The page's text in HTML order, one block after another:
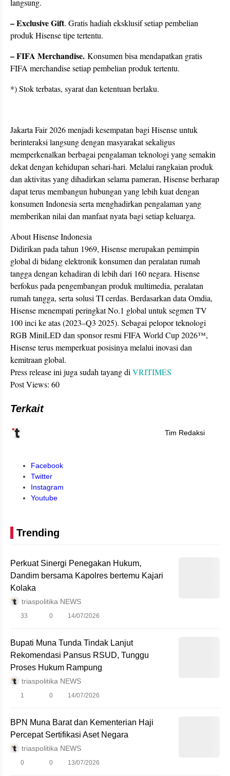
langsung.
– Exclusive Gift. Gratis hadiah eksklusif setiap pembelian
produk Hisense tipe tertentu.
– FIFA Merchandise. Konsumen bisa mendapatkan gratis
FIFA merchandise setiap pembelian produk tertentu.
*) Stok terbatas, syarat dan ketentuan berlaku.
Jakarta Fair 2026 menjadi kesempatan bagi Hisense untuk
berinteraksi langsung dengan masyarakat sekaligus
memperkenalkan berbagai pengalaman teknologi yang semakin
dekat dengan kehidupan sehari-hari. Melalui rangkaian produk
dan aktivitas yang dihadirkan selama pameran, Hisense berharap
dapat terus membangun hubungan yang lebih kuat dengan
konsumen Indonesia serta menghadirkan pengalaman yang
memberikan nilai dan manfaat nyata bagi setiap keluarga.
About Hisense Indonesia
Didirikan pada tahun 1969, Hisense merupakan pemimpin
global di bidang elektronik konsumen dan peralatan rumah
tangga dengan kehadiran di lebih dari 160 negara. Hisense
berfokus pada pengembangan produk multimedia, peralatan
rumah tangga, serta solusi TI cerdas. Berdasarkan data Omdia,
Hisense menempati peringkat No.1 global untuk segmen TV
100 inci ke atas (2023–Q3 2025). Sebagai pelopor teknologi
RGB MiniLED dan sponsor resmi FIFA World Cup 2026™,
Hisense terus memperkuat posisinya melalui inovasi dan
kemitraan global.
Press release ini juga sudah tayang diVRITIMES
Post Views: 60
Terkait
Tim Redaksi
Facebook
Twitter
Instagram
Youtube
Trending
Perkuat Sinergi Penegakan Hukum,
Dandim bersama Kapolres bertemu Kajari
Kolaka
triaspolitika NEWS
33 0 14/07/2026
Bupati Muna Tunda Tindak Lanjut
Rekomendasi Pansus RSUD, Tunggu
Proses Hukum Rampung
triaspolitika NEWS
1 0 14/07/2026
BPN Muna Barat dan Kementerian Haji
Percepat Sertifikasi Aset Negara
triaspolitika NEWS
0 0 13/07/2026